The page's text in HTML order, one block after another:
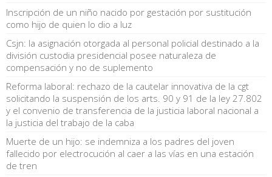
Inscripción de un niño nacido por gestación por sustitución
como hijo de quien lo dio a luz
Csjn: la asignación otorgada al personal policial destinado a la
división custodia presidencial posee naturaleza de
compensación y no de suplemento
Reforma laboral: rechazo de la cautelar innovativa de la cgt
solicitando la suspensión de los arts. 90 y 91 de la ley 27.802
y el convenio de transferencia de la justicia laboral nacional a
la justicia del trabajo de la caba
Muerte de un hijo: se indemniza a los padres del joven
fallecido por electrocución al caer a las vías en una estación
de tren